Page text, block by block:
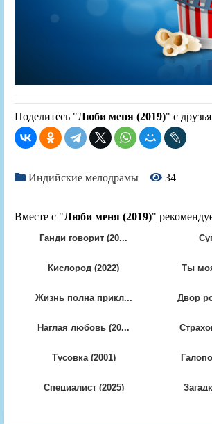
Поделитесь "Люби меня (2019)" с
Индийские мелодрамы 34
Вместе с "Люби меня (2019)"
Ганди говорит (20...
Кислород (2022) Ты
Жизнь полна прикл... Двор
Наглая любовь (20...
Тусовка (2001)
Специалист (2025)